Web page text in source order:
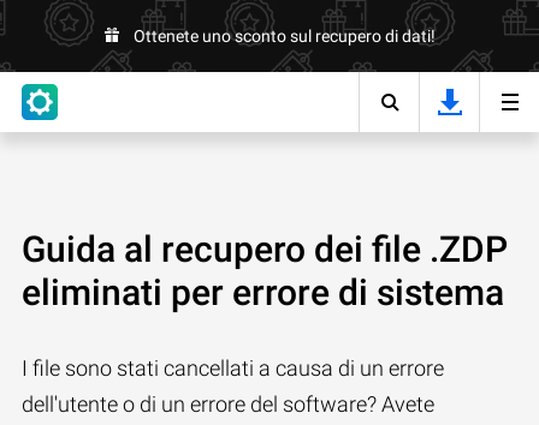
Ottenete uno sconto sul recupero di dati!
Guida al recupero dei file .ZDP
eliminati per errore di sistema
I file sono stati cancellati a causa di un errore
dell'utente o di un errore del software? Avete